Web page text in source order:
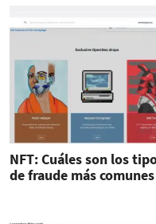
NFT: Cuáles son los
de fraude más comunes